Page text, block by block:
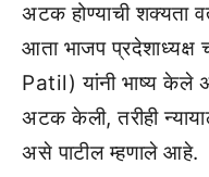
अटक होण्याची शक्यता
आता भाजप
Patil) यांनी भाष्य केले
अटक केली, तरीही
असे पाटील म्हणाले आहे.